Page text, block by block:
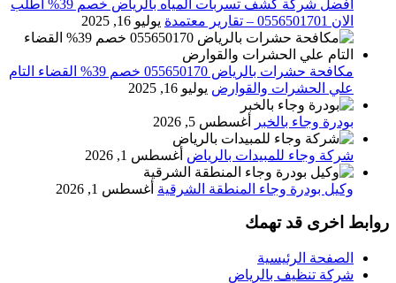
افضل شركة كشف تسربات المياه بالرياض خصم 39% اطلب
الان 0556501701‬‏ – تقارير معتمدة
يوليو 16, 2025
مكافحة حشرات بالرياض 055650170 خصم 39% القضاء التام
علي الحشرات والقوارض يوليو 16, 2025
بودرة وجاء بالخبر أغسطس 5, 2026
شركة وجاء للمبيدات بالرياض أغسطس 1, 2026
وكيل بودرة وجاء المنطقة الشرقية أغسطس 1, 2026
روابط اخرى قد تهمك
الصفحة الرئيسية
شركة تنظيف بالرياض